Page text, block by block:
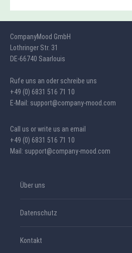
CompanyMood GmbH
Lothringer Str. 31
DE-66740 Saarlouis
Rufe uns an oder schreibe uns
+49 (0) 6831 516 71 10
E-Mail: support@company-mood.com
Call us or write us an email
+49 (0) 6831 516 71 10
Mail: support@company-mood.com
Über uns
Datenschutz
Kontakt